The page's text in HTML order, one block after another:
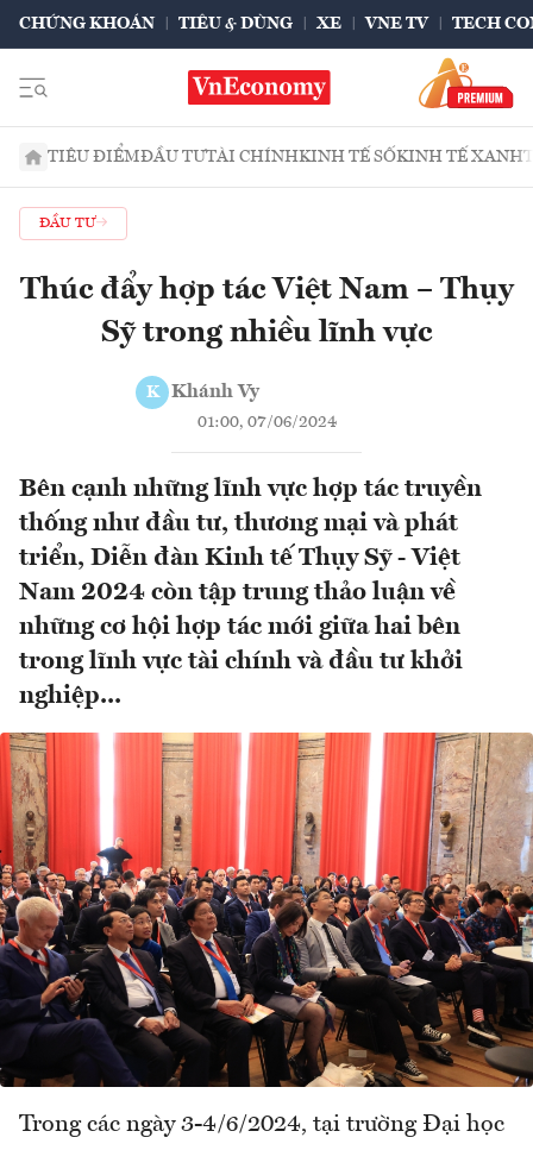
CHỨNG KHOÁN TIÊU & DÙNG XE VNE TV TECH
TIÊU ĐIỂMĐẦU TƯTÀI CHÍNHKINH TẾ SỐKINH TẾ XANH
ĐẦU TƯ
Thúc đẩy hợp tác Việt Nam – Thụy
Sỹ trong nhiều lĩnh vực
K Khánh Vy
01:00, 07/06/2024
Bên cạnh những lĩnh vực hợp tác truyền
thống như đầu tư, thương mại và phát
triển, Diễn đàn Kinh tế Thụy Sỹ - Việt
Nam 2024 còn tập trung thảo luận về
những cơ hội hợp tác mới giữa hai bên
trong lĩnh vực tài chính và đầu tư khởi
nghiệp...
Trong các ngày 3-4/6/2024, tại trường Đại học